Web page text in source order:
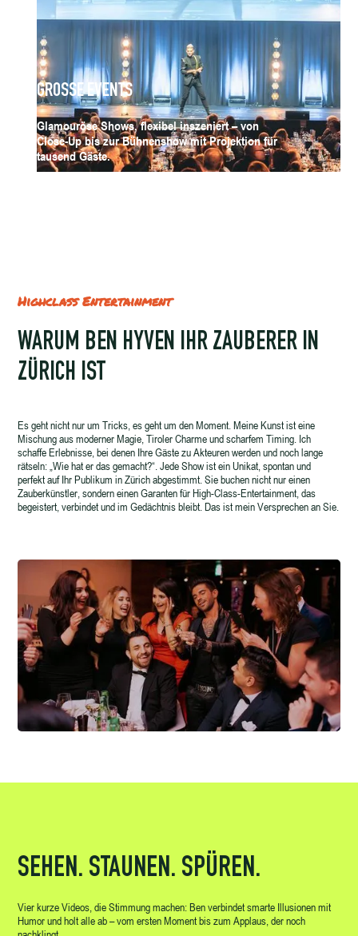
GROSSE EVENTS
Glamouröse Shows, flexibel inszeniert – von
Close-Up bis zur Bühnenshow mit Projektion für
tausend Gäste.
Highclass Entertainment
WARUM BEN HYVEN IHR ZAUBERER IN
ZÜRICH IST
Es geht nicht nur um Tricks, es geht um den Moment. Meine Kunst ist eine
Mischung aus moderner Magie, Tiroler Charme und scharfem Timing. Ich
schaffe Erlebnisse, bei denen Ihre Gäste zu Akteuren werden und noch lange
rätseln: „Wie hat er das gemacht?“. Jede Show ist ein Unikat, spontan und
perfekt auf Ihr Publikum in Zürich abgestimmt. Sie buchen nicht nur einen
Zauberkünstler, sondern einen Garanten für High-Class-Entertainment, das
begeistert, verbindet und im Gedächtnis bleibt. Das ist mein Versprechen an Sie.
SEHEN. STAUNEN. SPÜREN.
Vier kurze Videos, die Stimmung machen: Ben verbindet smarte Illusionen mit
Humor und holt alle ab – vom ersten Moment bis zum Applaus, der noch